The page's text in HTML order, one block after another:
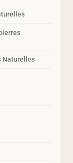
Naturelles